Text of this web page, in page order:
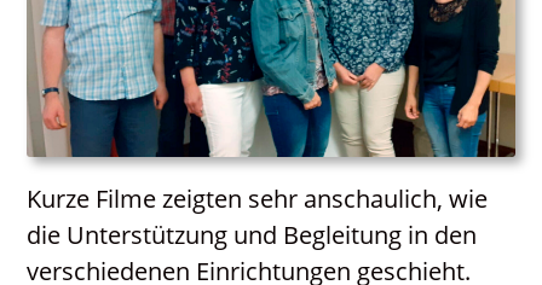
Spirituelles
Pfarrverband – gemeinsamer Kreuzweg in
Arbesbach am 22.03.2026
Kurze Filme zeigten sehr anschaulich, wie
die Unterstützung und Begleitung in den
verschiedenen Einrichtungen geschieht.